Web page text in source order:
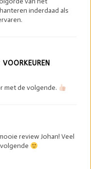
inderdaad als
met de volgende.
review Johan! Veel